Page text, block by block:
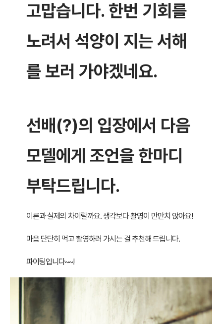
고맙습니다. 한번 기회를
노려서 석양이 지는 서해
를 보러 가야겠네요.
선배(?)의 입장에서 다음
모델에게 조언을 한마디
부탁드립니다.
이론과 실제의 차이랄까요. 생각보다 촬영이 만만치 않아요!
마음 단단히 먹고 촬영하러 가시는 걸 추천해 드립니다.
파이팅입니다~~!